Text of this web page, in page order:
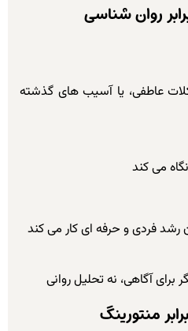
عاطفی، یا آسیب های گذشته
می کند
رشد فردی و حرفه ای کار می کند
برای آگاهی، نه تحلیل روانی